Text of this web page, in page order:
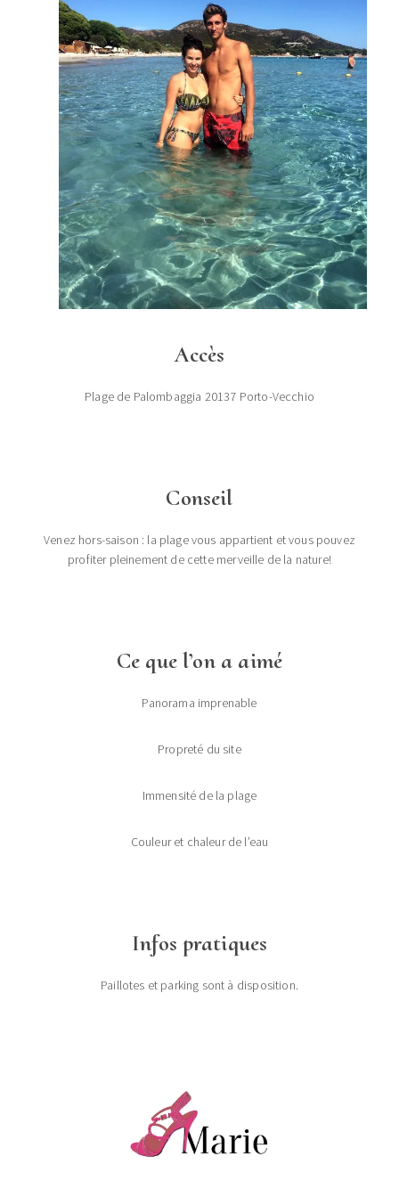
Accès
Plage de Palombaggia 20137 Porto-Vecchio
Conseil
Venez hors-saison : la plage vous appartient et vous pouvez
profiter pleinement de cette merveille de la nature!
Ce que l’on a aimé
Panorama imprenable
Propreté du site
Immensité de la plage
Couleur et chaleur de l’eau
Infos pratiques
Paillotes et parking sont à disposition.